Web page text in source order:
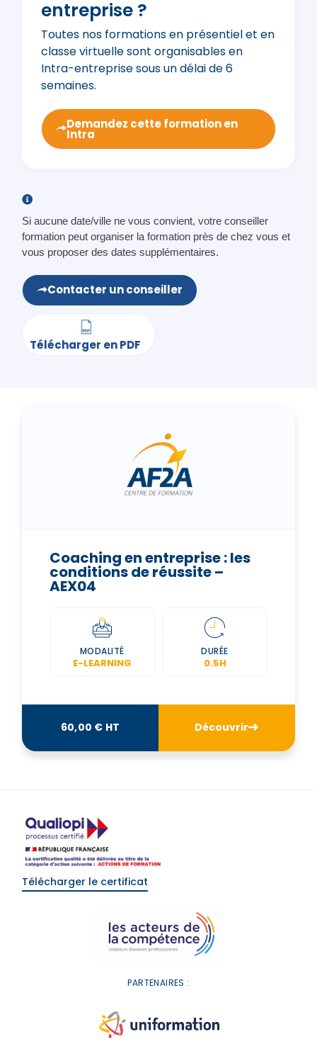
entreprise ?
Toutes nos formations en présentiel et en
classe virtuelle sont organisables en
Intra-entreprise sous un délai de 6
semaines.
Demandez cette formation en
Intra
Si aucune date/ville ne vous convient, votre conseiller
formation peut organiser la formation près de chez vous et
vous proposer des dates supplémentaires.
Contacter un conseiller
Coaching en entreprise : les
conditions de réussite –
AEX04
MODALITÉ
E-LEARNING
DURÉE
0.5H
60,00 € HT Découvrir
Télécharger le certificat
PARTENAIRES :